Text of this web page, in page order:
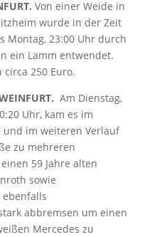
Von einer Weide in
wurde in der Zeit
Montag, 23:00 Uhr durch
ein Lamm entwendet.
circa 250 Euro.
Am Dienstag,
Uhr, kam es im
im weiteren Verlauf
zu mehreren
59 Jahre alten
sowie
ebenfalls
abbremsen um einen
Mercedes zu